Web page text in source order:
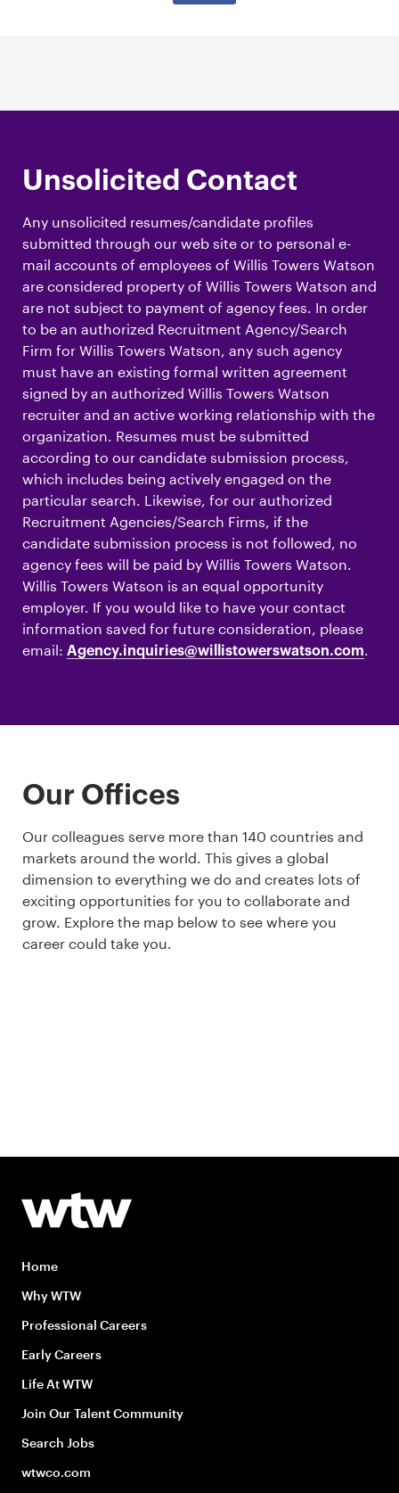
Unsolicited Contact
Any unsolicited resumes/candidate profiles
submitted through our web site or to personal e-
mail accounts of employees of Willis Towers Watson
are considered property of Willis Towers Watson and
are not subject to payment of agency fees. In order
to be an authorized Recruitment Agency/Search
Firm for Willis Towers Watson, any such agency
must have an existing formal written agreement
signed by an authorized Willis Towers Watson
recruiter and an active working relationship with the
organization. Resumes must be submitted
according to our candidate submission process,
which includes being actively engaged on the
particular search. Likewise, for our authorized
Recruitment Agencies/Search Firms, if the
candidate submission process is not followed, no
agency fees will be paid by Willis Towers Watson.
Willis Towers Watson is an equal opportunity
employer. If you would like to have your contact
information saved for future consideration, please
email: Agency.inquiries@willistowerswatson.com.
Our Offices
Our colleagues serve more than 140 countries and
markets around the world. This gives a global
dimension to everything we do and creates lots of
exciting opportunities for you to collaborate and
grow. Explore the map below to see where you
career could take you.
Home
Why WTW
Professional Careers
Early Careers
Life At WTW
Join Our Talent Community
Search Jobs
wtwco.com